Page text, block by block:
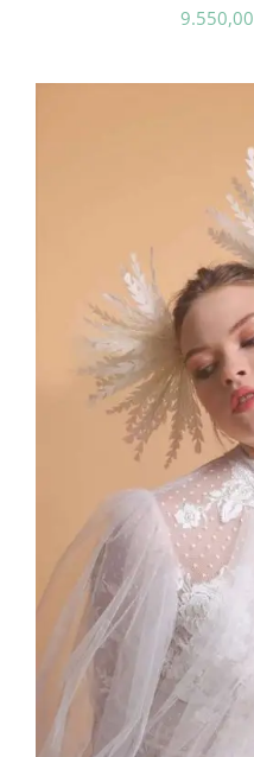
9.550,00